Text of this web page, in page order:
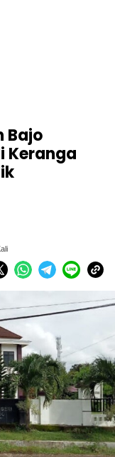
Bajo
Keranga